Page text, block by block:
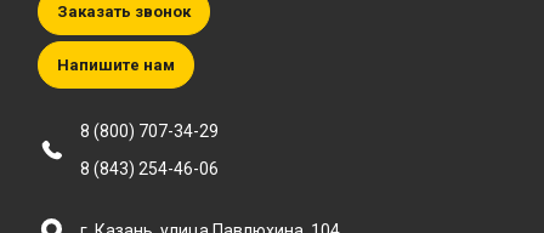
Заказать звонок
Напишите нам
8 (800) 707-34-29
8 (843) 254-46-06